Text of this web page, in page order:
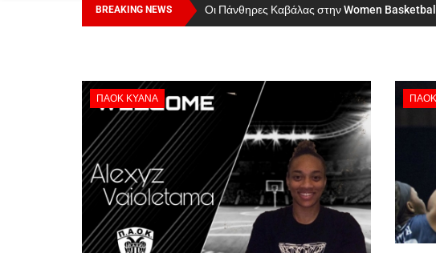
BREAKING NEWS Οι Πάνθηρες Καβάλας στην Women Basketball
Αναχώρησε για τα Γιάννενα η Εθνική Γυναικών
ΠΑΟΚ ΚΥΑΝΑ